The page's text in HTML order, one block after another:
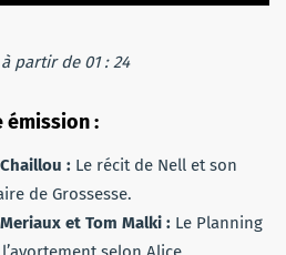
partir de 01 : 24
émission :
: Le récit de Nell et son
de Grossesse.
et Tom Malki : Le Planning